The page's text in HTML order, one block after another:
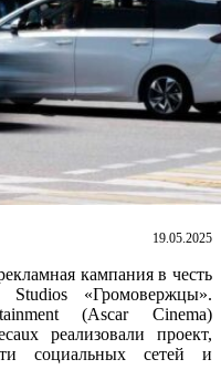
19.05.2025
кампания в честь
«Громовержцы».
(Ascar Cinema)
реализовали проект,
социальных сетей и